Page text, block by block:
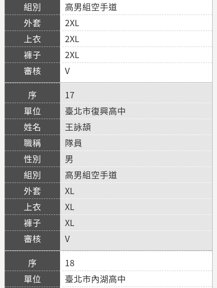
高男組空手道
2XL
2XL
2XL
V
17
臺北市復興高中
王詠頡
隊員
男
高男組空手道
XL
XL
XL
V
18
臺北市內湖高中